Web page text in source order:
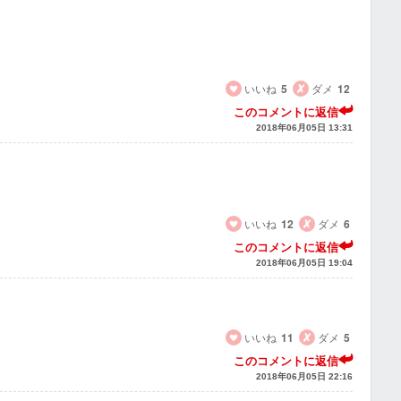
いいね 5 ダメ 12
このコメントに返信
2018年06月05日 13:31
いいね 12 ダメ 6
このコメントに返信
2018年06月05日 19:04
いいね 11 ダメ 5
このコメントに返信
2018年06月05日 22:16